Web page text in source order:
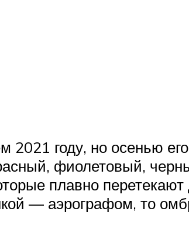
году, но осенью
фиолетовый,
плавно
— аэрографом, то